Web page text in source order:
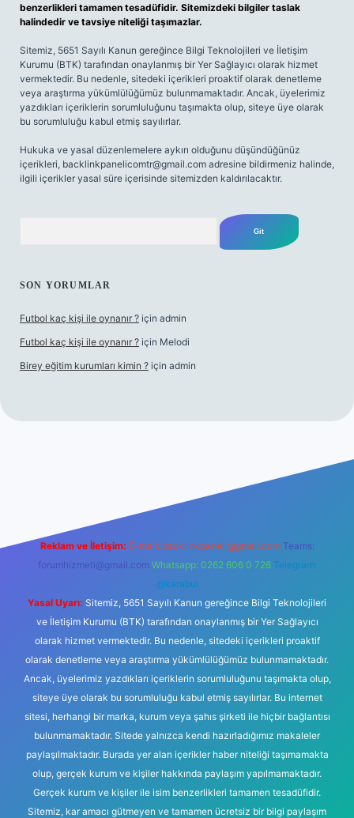
benzerlikleri tamamen tesadüfidir. Sitemizdeki bilgiler taslak
halindedir ve tavsiye niteliği taşımazlar.
Sitemiz, 5651 Sayılı Kanun gereğince Bilgi Teknolojileri ve İletişim
Kurumu (BTK) tarafından onaylanmış bir Yer Sağlayıcı olarak hizmet
vermektedir. Bu nedenle, sitedeki içerikleri proaktif olarak denetleme
veya araştırma yükümlülüğümüz bulunmamaktadır. Ancak, üyelerimiz
yazdıkları içeriklerin sorumluluğunu taşımakta olup, siteye üye olarak
bu sorumluluğu kabul etmiş sayılırlar.
Hukuka ve yasal düzenlemelere aykırı olduğunu düşündüğünüz
içerikleri, backlinkpanelicomtr@gmail.com adresine bildirmeniz halinde,
ilgili içerikler yasal süre içerisinde sitemizden kaldırılacaktır.
SON YORUMLAR
Futbol kaç kişi ile oynanır ? için admin
Futbol kaç kişi ile oynanır ? için Melodi
Birey eğitim kurumları kimin ? için admin
Reklam ve İletişim: E-mail: backlinkpaneli@gmail.com Teams:
forumhizmeti@gmail.com Whatsapp: 0262 606 0 726 Telegram:
@karabul
Yasal Uyarı: Sitemiz, 5651 Sayılı Kanun gereğince Bilgi Teknolojileri
ve İletişim Kurumu (BTK) tarafından onaylanmış bir Yer Sağlayıcı
olarak hizmet vermektedir. Bu nedenle, sitedeki içerikleri proaktif
olarak denetleme veya araştırma yükümlülüğümüz bulunmamaktadır.
Ancak, üyelerimiz yazdıkları içeriklerin sorumluluğunu taşımakta olup,
siteye üye olarak bu sorumluluğu kabul etmiş sayılırlar. Bu internet
sitesi, herhangi bir marka, kurum veya şahıs şirketi ile hiçbir bağlantısı
bulunmamaktadır. Sitede yalnızca kendi hazırladığımız makaleler
paylaşılmaktadır. Burada yer alan içerikler haber niteliği taşımamakta
olup, gerçek kurum ve kişiler hakkında paylaşım yapılmamaktadır.
Gerçek kurum ve kişiler ile isim benzerlikleri tamamen tesadüfidir.
Sitemiz, kar amacı gütmeyen ve tamamen ücretsiz bir bilgi paylaşım